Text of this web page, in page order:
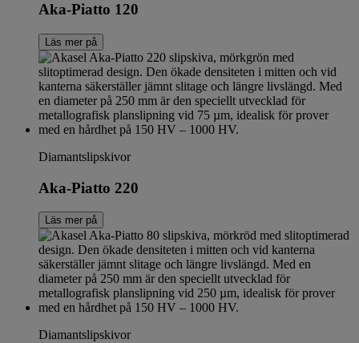
Aka-Piatto 120
Läs mer på
Diamantslipskivor
Aka-Piatto 220
Läs mer på
Diamantslipskivor